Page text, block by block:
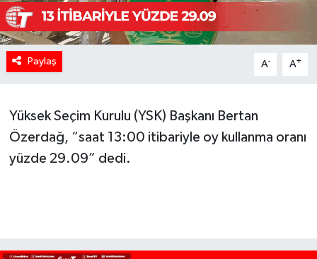
Paylaş A- A+
Yüksek Seçim Kurulu (YSK) Başkanı Bertan
Özerdağ, “saat 13:00 itibariyle oy kullanma oranı
yüzde 29.09” dedi.